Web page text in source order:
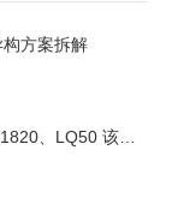
方案拆解
、LQ50 该上